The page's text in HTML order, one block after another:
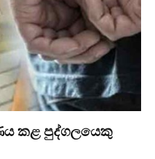
කළ පුද්ගලයෙකු